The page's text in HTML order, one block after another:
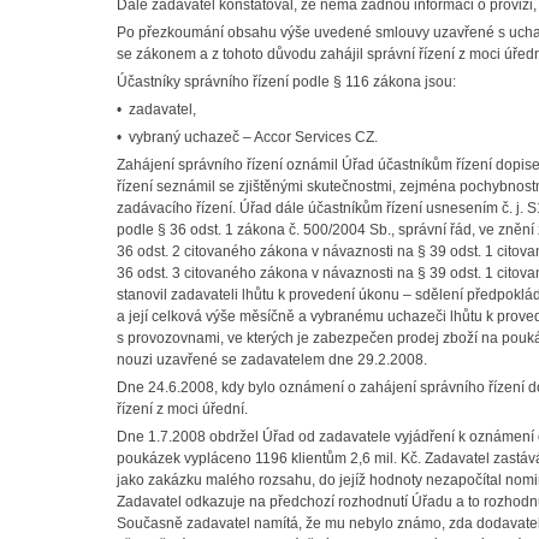
Dále zadavatel konstatoval, že nemá žádnou informaci o
Po přezkoumání obsahu výše uvedené smlouvy uzavřené s
se zákonem a z tohoto důvodu zahájil správní řízení z moci
Účastníky správního řízení podle § 116 zákona jsou:
• zadavatel,
• vybraný uchazeč – Accor Services CZ.
Zahájení správního řízení oznámil Úřad účastníkům řízení
řízení seznámil se zjištěnými skutečnostmi, zejména
zadávacího řízení. Úřad dále účastníkům řízení usnesením č. j.
podle § 36 odst. 1 zákona č. 500/2004 Sb., správní řád, ve
36 odst. 2 citovaného zákona v návaznosti na § 39 odst. 1
36 odst. 3 citovaného zákona v návaznosti na § 39 odst. 1
stanovil zadavateli lhůtu k provedení úkonu – sdělení
a její celková výše měsíčně a vybranému uchazeči lhůtu k
s provozovnami, ve kterých je zabezpečen prodej zboží na
nouzi uzavřené se zadavatelem dne 29.2.2008.
Dne 24.6.2008, kdy bylo oznámení o zahájení správního řízení
řízení z moci úřední.
Dne 1.7.2008 obdržel Úřad od zadavatele vyjádření k
poukázek vypláceno 1196 klientům 2,6 mil. Kč. Zadavatel
jako zakázku malého rozsahu, do jejíž hodnoty nezapočítal
Zadavatel odkazuje na předchozí rozhodnutí Úřadu a to
Současně zadavatel namítá, že mu nebylo známo, zda